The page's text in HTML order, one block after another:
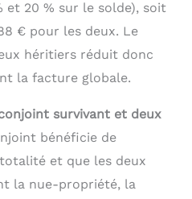
et 20 % sur le solde), soit
€ pour les deux. Le
héritiers réduit donc
la facture globale.
survivant et deux
bénéficie de
et que les deux
la nue-propriété, la